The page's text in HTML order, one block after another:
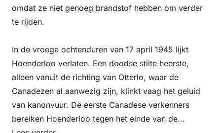
omdat ze niet genoeg brandstof hebben om verder
te rijden.
In de vroege ochtenduren van 17 april 1945 lijkt
Hoenderloo verlaten. Een doodse stilte heerste,
alleen vanuit de richting van Otterlo, waar de
Canadezen al aanwezig zijn, klinkt vaag het geluid
van kanonvuur. De eerste Canadese verkenners
bereiken Hoenderloo tegen het einde van de